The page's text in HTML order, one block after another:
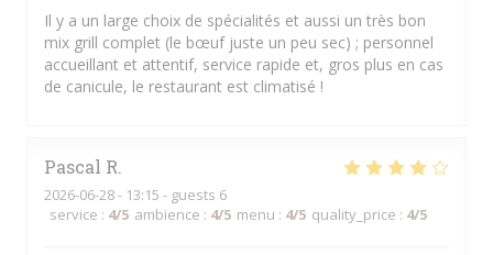
Il y a un large choix de spécialités et aussi un très bon
mix grill complet (le bœuf juste un peu sec) ; personnel
accueillant et attentif, service rapide et, gros plus en cas
de canicule, le restaurant est climatisé !
Pascal R
2026-06-28- 13:15 - guests 6
service : 4/5 ambience : 4/5 menu : 4/5 quality_price : 4/5